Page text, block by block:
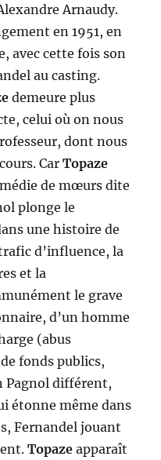
Arnaudy.
en 1951, en
avec cette fois son
au casting.
demeure plus
celui où on nous
dont nous
CarTopaze
de mœurs dite
plonge le
une histoire de
d’influence, la
et la
le grave
d’un homme
(abus
fonds publics,
Pagnol différent,
étonne même dans
Fernandel jouant
Topaze apparaît